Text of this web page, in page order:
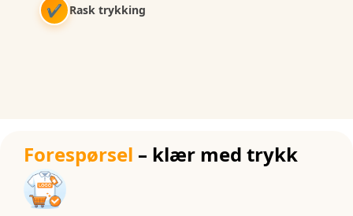
✔ Rask trykking
Forespørsel – klær med trykk